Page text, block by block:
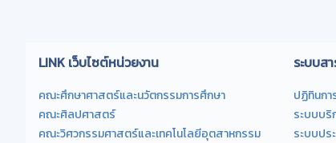
LINK เว็บไซต์หน่วยงาน
คณะศึกษาศาสตร์และนวัตกรรมการศึกษา
คณะศิลปศาสตร์
คณะวิศวกรรมศาสตร์และเทคโนโลยีอุตสาหกรรม
ระบบส
ปฏิทินกา
ระบบบริ
ระบบปร